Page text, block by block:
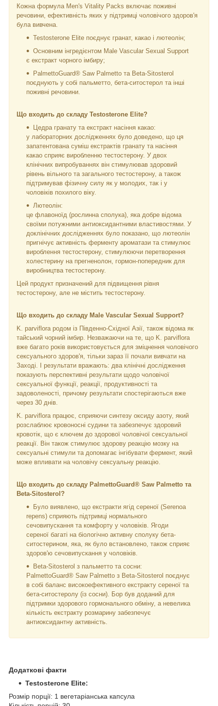
Кожна формула Men's Vitality Packs включає поживні
речовини, ефективність яких у підтримці чоловічого здоров'я
була вивчена.
Testosterone Elite поєднує гранат, какао і лютеолін;
Основним інгредієнтом Male Vascular Sexual Support
є екстракт чорного імбиру;
PalmettoGuard® Saw Palmetto та Beta-Sitosterol
поєднують у собі пальметто, бета-ситостерол та інші
поживні речовини.
Що входить до складу Testosterone Elite?
Цедра гранату та екстракт насіння какао:
у лабораторних дослідженнях було доведено, що ця
запатентована суміш екстрактів гранату та насіння
какао сприяє виробленню тестостерону. У двох
клінічних випробуваннях він стимулював здоровий
рівень вільного та загального тестостерону, а також
підтримував фізичну силу як у молодих, так і у
чоловіків похилого віку.
Лютеолін:
це флавоноїд (рослинна сполука), яка добре відома
своїми потужними антиоксидантними властивостями. У
доклінічних дослідженнях було показано, що лютеолін
пригнічує активність ферменту ароматази та стимулює
вироблення тестостерону, стимулюючи перетворення
холестерину на прегненолон, гормон-попередник для
виробництва тестостерону.
Цей продукт призначений для підвищення рівня
тестостерону, але не містить тестостерону.
Що входить до складу Male Vascular Sexual Support?
K. parviflora родом із Південно-Східної Азії, також відома як
тайський чорний імбир. Незважаючи на те, що K. parviflora
вже багато років використовується для зміцнення чоловічого
сексуального здоров'я, тільки зараз її почали вивчати на
Заході. І результати вражають: два клінічні дослідження
показують перспективні результати щодо чоловічої
сексуальної функції, реакції, продуктивності та
задоволеності, причому результати спостерігаються вже
через 30 днів.
K. parviflora працює, сприяючи синтезу оксиду азоту, який
розслаблює кровоносні судини та забезпечує здоровий
кровотік, що є ключем до здорової чоловічої сексуальної
реакції. Він також стимулює здорову реакцію мозку на
сексуальні стимули та допомагає інгібувати фермент, який
може впливати на чоловічу сексуальну реакцію.
Що входить до складу PalmettoGuard® Saw Palmetto та
Beta-Sitosterol?
Було виявлено, що екстракти ягід сереної (Serenoa
repens) сприяють підтримці нормального
сечовипускання та комфорту у чоловіків. Ягоди
сереної багаті на біологічно активну сполуку бета-
ситостерином, яка, як було встановлено, також сприяє
здоров'ю сечовипускання у чоловіків.
Beta-Sitosterol з пальметто та сосни:
PalmettoGuard® Saw Palmetto з Beta-Sitosterol поєднує
в собі баланс високоефективного екстракту сереної та
бета-ситостеролу (із сосни). Бор був доданий для
підтримки здорового гормонального обміну, а невелика
кількість екстракту розмарину забезпечує
антиоксидантну активність.
Додаткові факти
Testosterone Elite:
Розмір порції: 1 вегетаріанська капсула